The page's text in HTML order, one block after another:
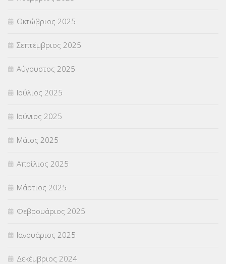
ΥΠΟΤΡΟΦΙΕΣ(28)
ΦΥΣΙΚΗ ΑΓΩΓΗ(692)
Χωρίς κατηγορία
Οκτώβριος 2025
Σεπτέμβριος 2025
Αύγουστος 2025
Ιούλιος 2025
Ιούνιος 2025
Μάιος 2025
Απρίλιος 2025
Μάρτιος 2025
Φεβρουάριος 2025
Ιανουάριος 2025
Δεκέμβριος 2024